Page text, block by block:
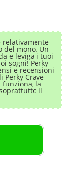
del mono. Un
e leviga i tuoi
sogni! Perky
e recensioni
Perky Crave
funziona, la
il